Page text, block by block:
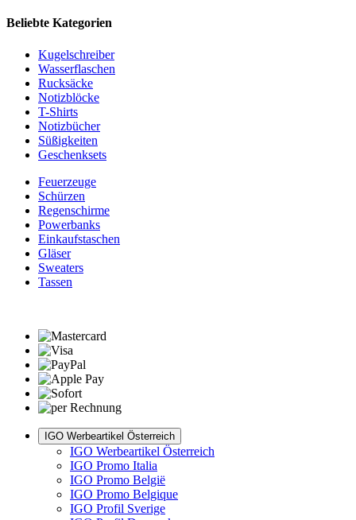
Beliebte Kategorien
Kugelschreiber
Wasserflaschen
Rucksäcke
Notizblöcke
T-Shirts
Notizbücher
Süßigkeiten
Geschenksets
Feuerzeuge
Schürzen
Regenschirme
Powerbanks
Einkaufstaschen
Gläser
Sweaters
Tassen
IGO Werbeartikel Österreich
IGO Werbeartikel Österreich
IGO Promo Italia
IGO Promo België
IGO Promo Belgique
IGO Profil Sverige